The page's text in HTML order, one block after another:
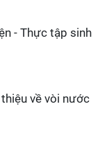
- Thực tập sinh
về vòi nước